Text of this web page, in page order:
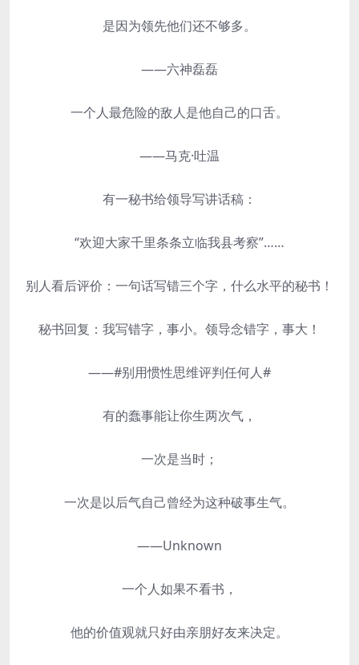
是因为领先他们还不够多。
——六神磊磊
一个人最危险的敌人是他自己的口舌。
——马克·吐温
有一秘书给领导写讲话稿：
“欢迎大家千里条条立临我县考察”……
别人看后评价：一句话写错三个字，什么水平的秘书！
秘书回复：我写错字，事小。领导念错字，事大！
——#别用惯性思维评判任何人#
有的蠢事能让你生两次气，
一次是当时；
一次是以后气自己曾经为这种破事生气。
——Unknown
一个人如果不看书，
他的价值观就只好由亲朋好友来决定。